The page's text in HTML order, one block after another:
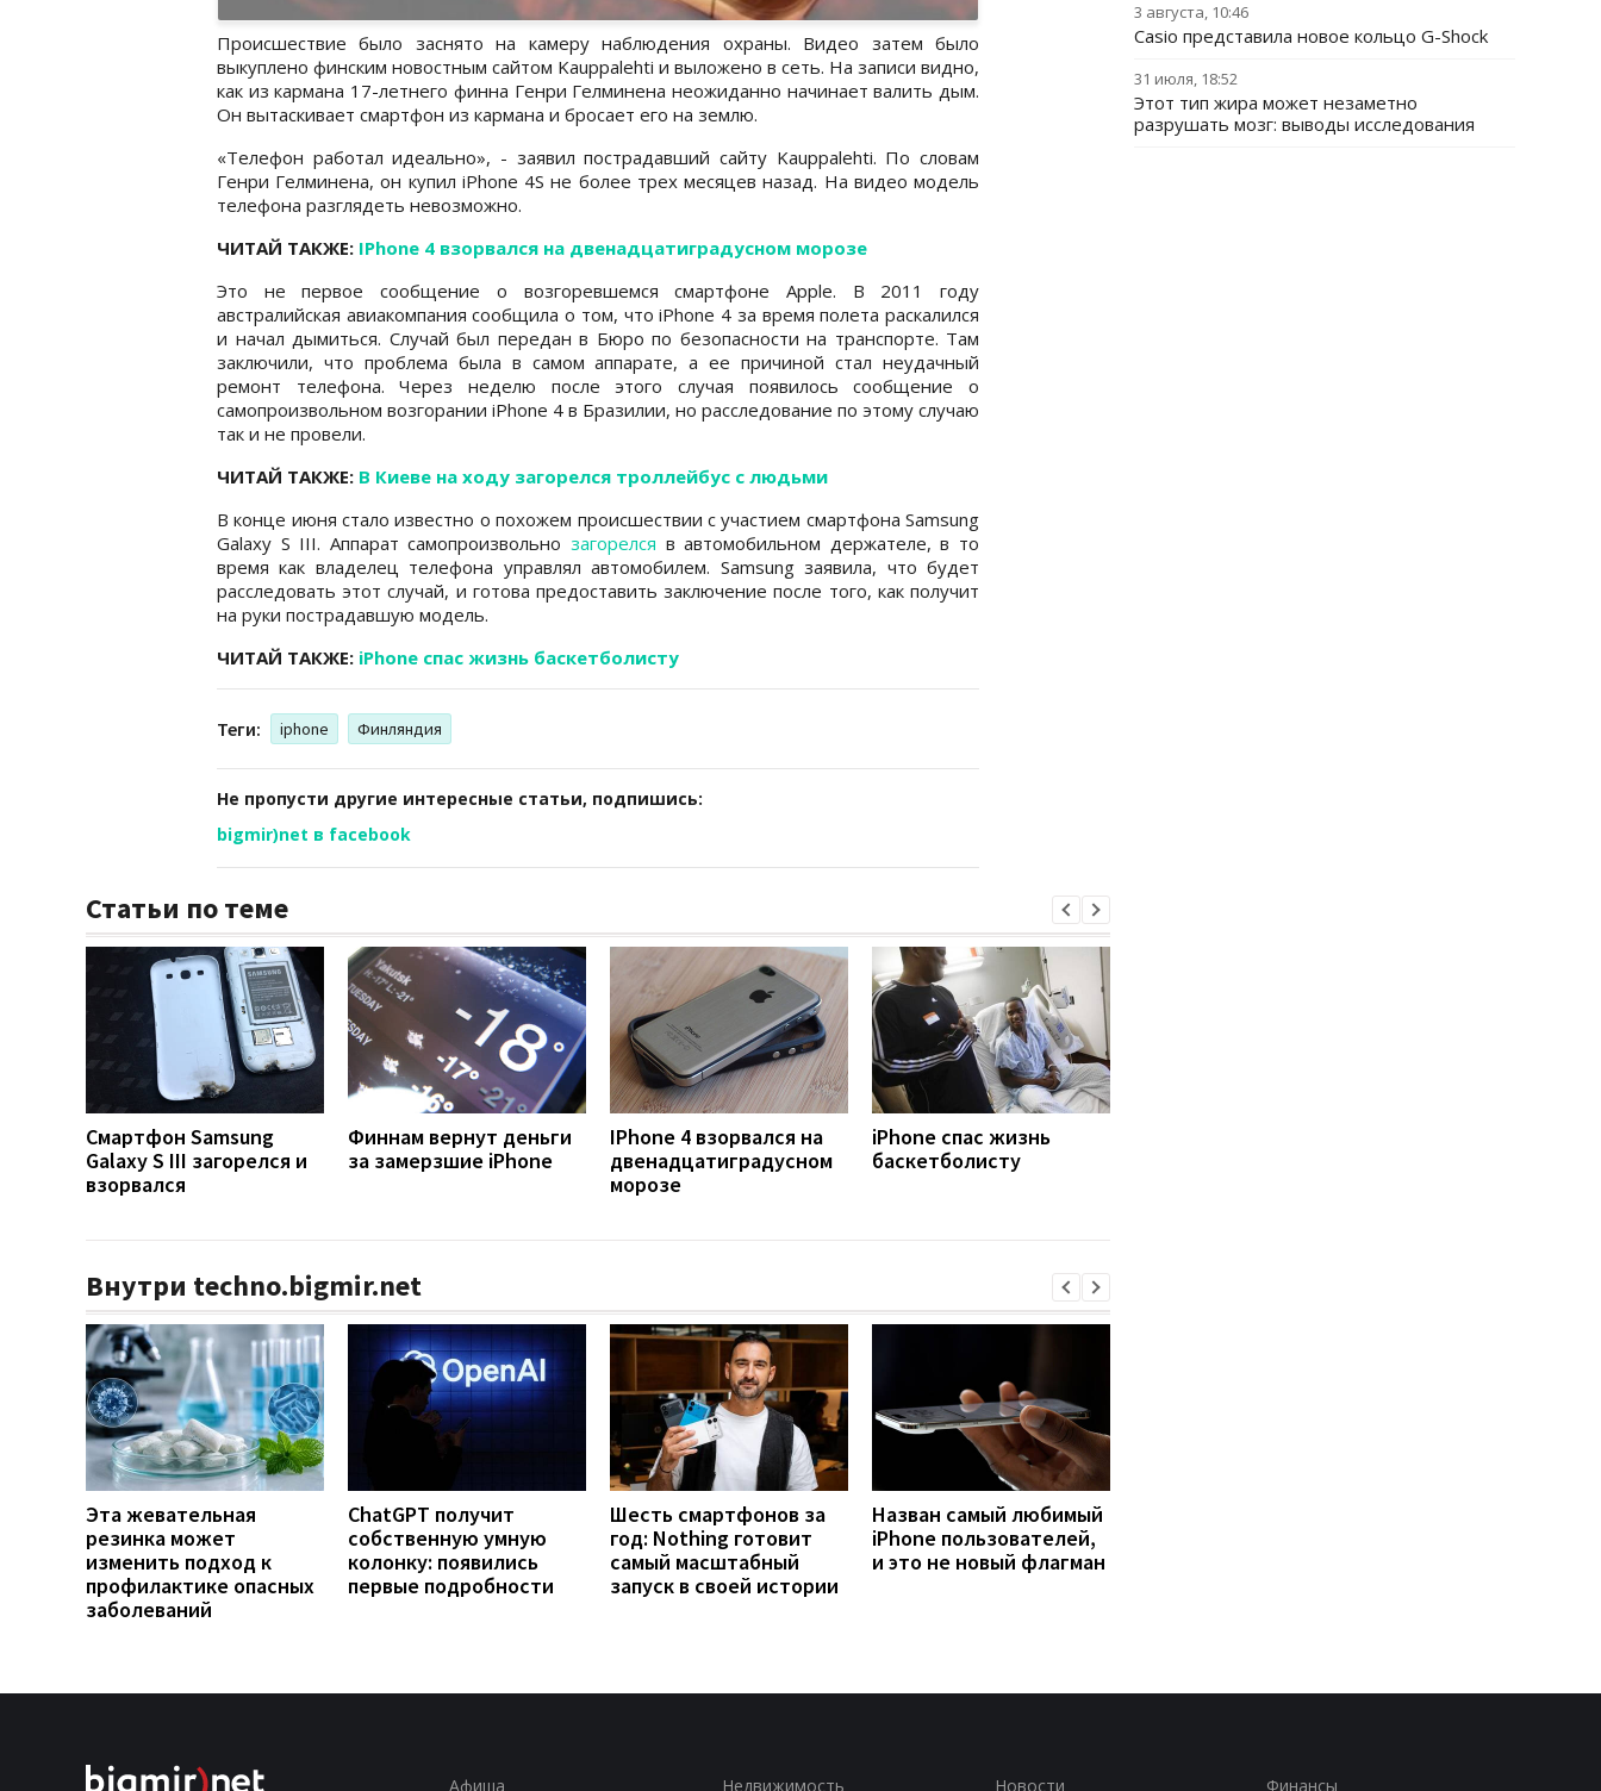
Происшествие было заснято на камеру наблюдения охраны. Видео затем было
выкуплено финским новостным сайтом Kauppalehti и выложено в сеть. На записи видно,
как из кармана 17-летнего финна Генри Гелминена неожиданно начинает валить дым.
Он вытаскивает смартфон из кармана и бросает его на землю.
«Телефон работал идеально», - заявил пострадавший сайту Kauppalehti. По словам
Генри Гелминена, он купил iPhone 4S не более трех месяцев назад. На видео модель
телефона разглядеть невозможно.
ЧИТАЙ ТАКЖЕ: IPhone 4 взорвался на двенадцатиградусном морозе
Это не первое сообщение о возгоревшемся смартфоне Apple. В 2011 году
австралийская авиакомпания сообщила о том, что iPhone 4 за время полета раскалился
и начал дымиться. Случай был передан в Бюро по безопасности на транспорте. Там
заключили, что проблема была в самом аппарате, а ее причиной стал неудачный
ремонт телефона. Через неделю после этого случая появилось сообщение о
самопроизвольном возгорании iPhone 4 в Бразилии, но расследование по этому случаю
так и не провели.
ЧИТАЙ ТАКЖЕ: В Киеве на ходу загорелся троллейбус с людьми
В конце июня стало известно о похожем происшествии с участием смартфона Samsung
Galaxy S III. Аппарат самопроизвольно загорелся в автомобильном держателе, в то
время как владелец телефона управлял автомобилем. Samsung заявила, что будет
расследовать этот случай, и готова предоставить заключение после того, как получит
на руки пострадавшую модель.
ЧИТАЙ ТАКЖЕ: iPhone спас жизнь баскетболисту
Теги: iphone Финляндия
Не пропусти другие интересные статьи, подпишись:
bigmir)net в facebook
Статьи по теме
Смартфон Samsung
Galaxy S III загорелся и
взорвался
Финнам вернут деньги
за замерзшие iPhone
IPhone 4 взорвался на
двенадцатиградусном
морозе
iPhone спас жизнь
баскетболисту
Внутри techno.bigmir.net
Эта жевательная
резинка может
изменить подход к
профилактике опасных
заболеваний
ChatGPT получит
собственную умную
колонку: появились
первые подробности
Шесть смартфонов за
год: Nothing готовит
самый масштабный
запуск в своей истории
Назван самый любимый
iPhone пользователей,
и это не новый флагман
3 августа, 10:46
Casio представила новое кольцо G-Shock
31 июля, 18:52
Этот тип жира может незаметно
разрушать мозг: выводы исследования
Афиша Недвижимость Новости Финансы